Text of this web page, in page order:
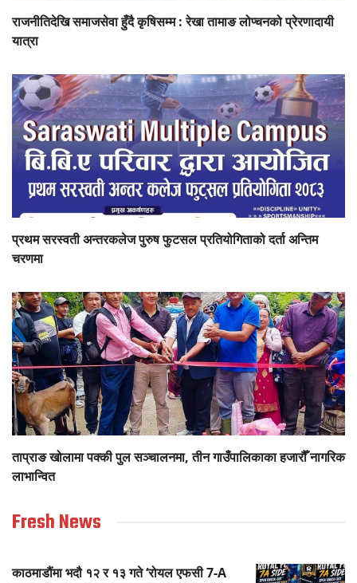
राजनीतिदेखि समाजसेवा हुँदै कृषिसम्म : रेखा तामाङ लोप्चनको प्रेरणादायी
यात्रा
प्रथम सरस्वती अन्तरकलेज पुरुष फुटसल प्रतियोगिताको दर्ता अन्तिम
चरणमा
ताप्राङ खोलामा पक्की पुल सञ्चालनमा, तीन गाउँपालिकाका हजारौँ नागरिक
लाभान्वित
Fresh News
काठमाडौंमा भदौ १२ र १३ गते ‘रोयल एफसी 7-A